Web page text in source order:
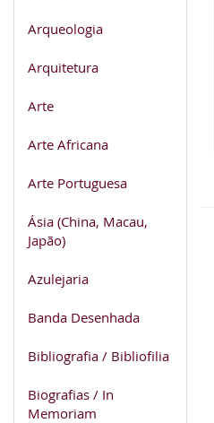
Arqueologia
Arquitetura
Arte
Arte Africana
Arte Portuguesa
Ásia (China, Macau,
Japão)
Azulejaria
Banda Desenhada
Bibliografia / Bibliofilia
Biografias / In
Memoriam